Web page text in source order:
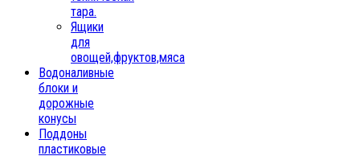
тара.
Ящики
для
овощей,фруктов,мяса
Водоналивные
блоки и
дорожные
конусы
Поддоны
пластиковые